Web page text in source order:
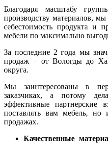
Благодаря масштабу
производству материалов,
себестоимость продукта и
мебели по максимально
За последние 2 года мы
продаж – от Вологды до
округа.
Мы заинтересованы в
заказчиках, а потому
эффективные партнерские
поставлять вам мебель,
продажах.
Качественные